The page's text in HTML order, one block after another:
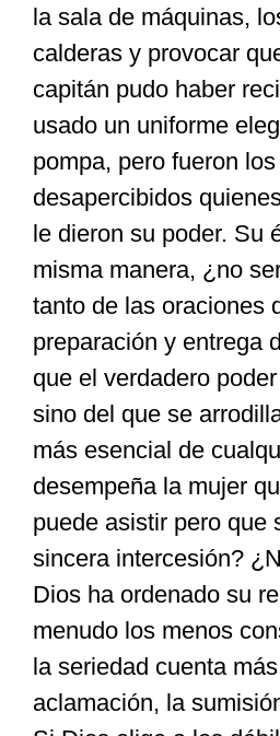
la sala de máquinas,
calderas y provocar
capitán pudo haber
usado un uniforme
pompa, pero fueron
desapercibidos
le dieron su poder. Su
misma manera, ¿no
tanto de las oraciones
preparación y entrega
que el verdadero
sino del que se
más esencial de
desempeña la mujer
puede asistir pero que
sincera intercesión?
Dios ha ordenado su
menudo los menos
la seriedad cuenta
aclamación, la